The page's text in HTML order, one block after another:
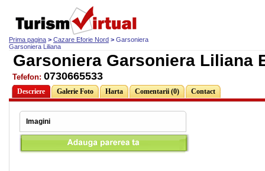
Prima pagina > Cazare Eforie Nord > Garsoniera
Garsoniera Liliana
Garsoniera Garsoniera Liliana
Tefefon: 0730665533
Descriere Galerie Foto Harta Comentarii (0) Contact
Imagini